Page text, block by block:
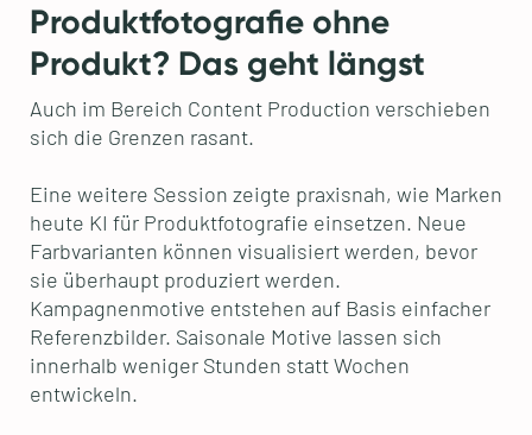
Produktfotografie ohne
Produkt? Das geht längst
Auch im Bereich Content Production verschieben
sich die Grenzen rasant.
Eine weitere Session zeigte praxisnah, wie Marken
heute KI für Produktfotografie einsetzen. Neue
Farbvarianten können visualisiert werden, bevor
sie überhaupt produziert werden.
Kampagnenmotive entstehen auf Basis einfacher
Referenzbilder. Saisonale Motive lassen sich
innerhalb weniger Stunden statt Wochen
entwickeln.